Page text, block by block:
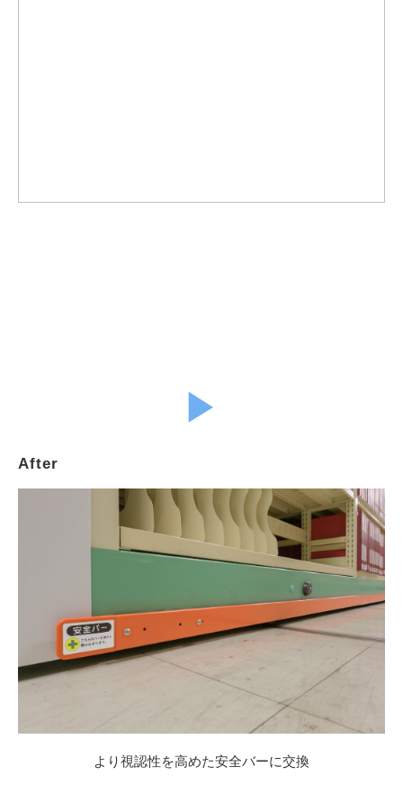
▶︎
After
より視認性を高めた安全バーに交換